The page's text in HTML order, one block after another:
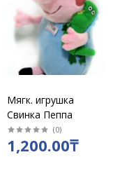
Мягк. игрушка
Свинка Пеппа
(0)
1,200.00₸